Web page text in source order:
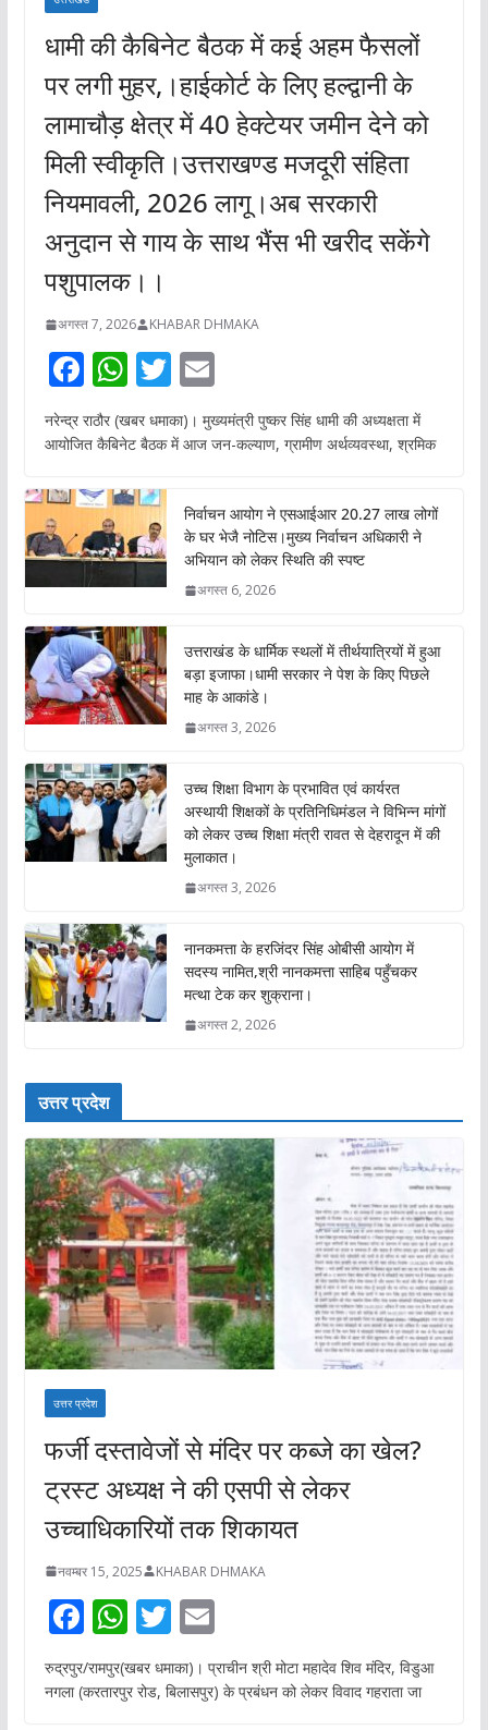
धामी की कैबिनेट बैठक में कई अहम फैसलों
पर लगी मुहर,।हाईकोर्ट के लिए हल्द्वानी के
लामाचौड़ क्षेत्र में 40 हेक्टेयर जमीन देने को
मिली स्वीकृति।उत्तराखण्ड मजदूरी संहिता
नियमावली, 2026 लागू।अब सरकारी
अनुदान से गाय के साथ भैंस भी खरीद सकेंगे
पशुपालक।।
अगस्त 7, 2026 KHABAR DHMAKA
F
ac
e
o
o
k
W
h
at
A
p
p
T
w
itt
E
m
ai
नरेन्द्र राठौर (खबर धमाका)। मुख्यमंत्री पुष्कर सिंह धामी की अध्यक्षता में
आयोजित कैबिनेट बैठक में आज जन-कल्याण, ग्रामीण अर्थव्यवस्था, श्रमिक
निर्वाचन आयोग ने एसआईआर 20.27 लाख लोगों
के घर भेजै नोटिस।मुख्य निर्वाचन अधिकारी ने
अभियान को लेकर स्थिति की स्पष्ट
अगस्त 6, 2026
उत्तराखंड के धार्मिक स्थलों में तीर्थयात्रियों में हुआ
बड़ा इजाफा।धामी सरकार ने पेश के किए पिछले
माह के आकांडे।
अगस्त 3, 2026
उच्च शिक्षा विभाग के प्रभावित एवं कार्यरत
अस्थायी शिक्षकों के प्रतिनिधिमंडल ने विभिन्न मांगों
को लेकर उच्च शिक्षा मंत्री रावत से देहरादून में की
मुलाकात।
अगस्त 3, 2026
नानकमत्ता के हरजिंदर सिंह ओबीसी आयोग में
सदस्य नामित,श्री नानकमत्ता साहिब पहुँचकर
मत्था टेक कर शुक्राना।
अगस्त 2, 2026
उत्तर प्रदेश
उत्तर प्रदेश
फर्जी दस्तावेजों से मंदिर पर कब्जे का खेल?
ट्रस्ट अध्यक्ष ने की एसपी से लेकर
उच्चाधिकारियों तक शिकायत
नवम्बर 15, 2025 KHABAR DHMAKA
F
ac
e
W
h
at
T
w
itt
E
m
ai
रुद्रपुर/रामपुर(खबर धमाका)। प्राचीन श्री मोटा महादेव शिव मंदिर, विडुआ
नगला (करतारपुर रोड, बिलासपुर) के प्रबंधन को लेकर विवाद गहराता जा